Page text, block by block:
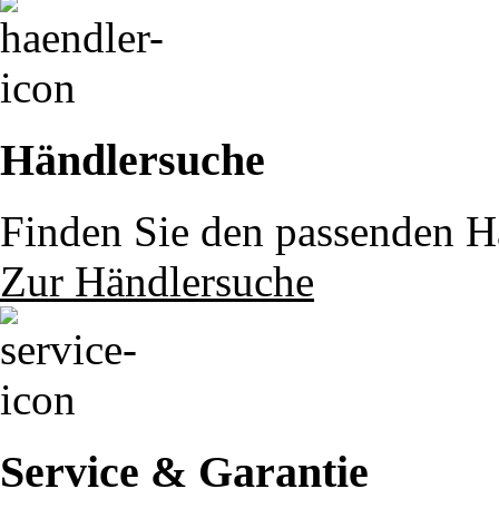
Händlersuche
Finden Sie den passenden
Zur Händlersuche
Service & Garantie